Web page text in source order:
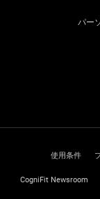
パー
使用条件
CogniFit Newsroom